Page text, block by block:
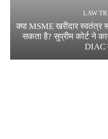
LAW
क्या MSME खरीदार स्वतंत्र
सकता है? सुप्रीम कोर्ट ने
DIAC